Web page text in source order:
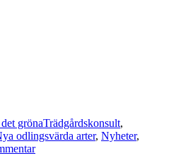
grönaKategorier
Trädgårdskonsult,
odlingsvärda arter, Nyheter,
till